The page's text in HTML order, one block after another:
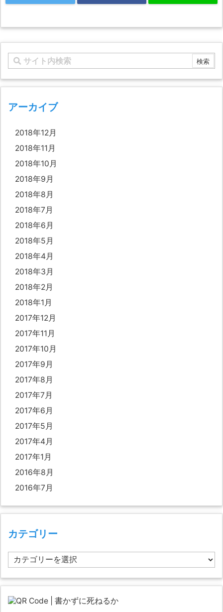
アーカイブ
2018年12月
2018年11月
2018年10月
2018年9月
2018年8月
2018年7月
2018年6月
2018年5月
2018年4月
2018年3月
2018年2月
2018年1月
2017年12月
2017年11月
2017年10月
2017年9月
2017年8月
2017年7月
2017年6月
2017年5月
2017年4月
2017年1月
2016年8月
2016年7月
カテゴリー
テ
ゴ
リ
ー